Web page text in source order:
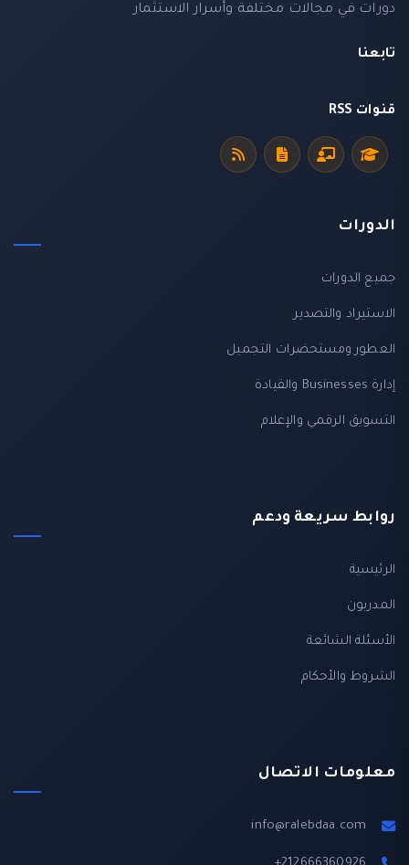
دورات في مجالات مختلفة وأسرار الاستثمار
تابعنا
قنوات RSS
الدورات
جميع الدورات
الاستيراد والتصدير(1)
العطور ومستحضرات التجميل(1)
إدارة Businesses والقيادة (1)
التسويق الرقمي والإعلام(1)
روابط سريعة ودعم
الرئيسية
المدربون
الأسئلة الشائعة
الشروط والأحكام
معلومات الاتصال
info@ralebdaa.com